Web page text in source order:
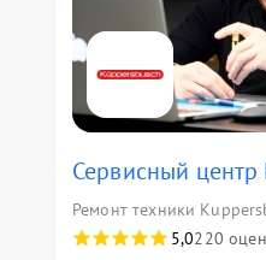
Сервисный центр
Ремонт техники
5,0220